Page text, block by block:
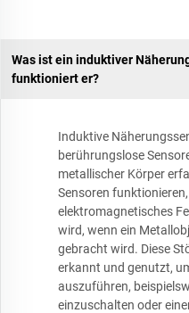
Was ist ein induktiver
funktioniert er?
Induktive
berührungslose
metallischer Körper
Sensoren
elektromagnetisches
wird, wenn ein
gebracht wird. Diese
erkannt und genutzt,
auszuführen,
einzuschalten oder